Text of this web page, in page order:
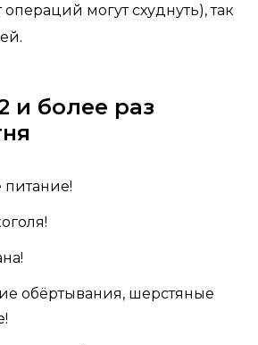
операций могут схуднуть), так
и более раз
питание!
обёртывания, шерстяные